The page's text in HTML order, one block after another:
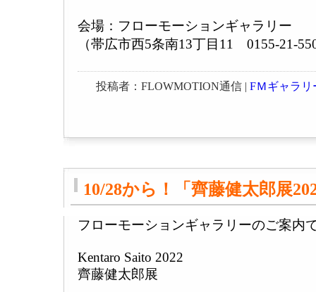
会場：フローモーションギャラリー
（帯広市西5条南13丁目11 0155-21-
投稿者：FLOWMOTION通信 | FＭギャラリ
10/28から！「齊藤健太郎展
フローモーションギャラリーのご案内
Kentaro Saito 2022
齊藤健太郎展